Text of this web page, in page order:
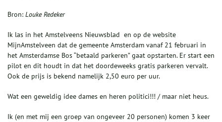
Bron: Louke Redeker
Ik las in het Amstelveens Nieuwsblad en op de website
MijnAmstelveen dat de gemeente Amsterdam vanaf 21 februari in
het Amsterdamse Bos “betaald parkeren” gaat opstarten. Er start een
pilot en dit houdt in dat het doordeweeks gratis parkeren vervalt.
Ook de prijs is bekend namelijk 2,50 euro per uur.
Wat een geweldig idee dames en heren politici!!! / maar niet heus.
Ik (en met mij een groep van ongeveer 20 personen) komen 3 keer